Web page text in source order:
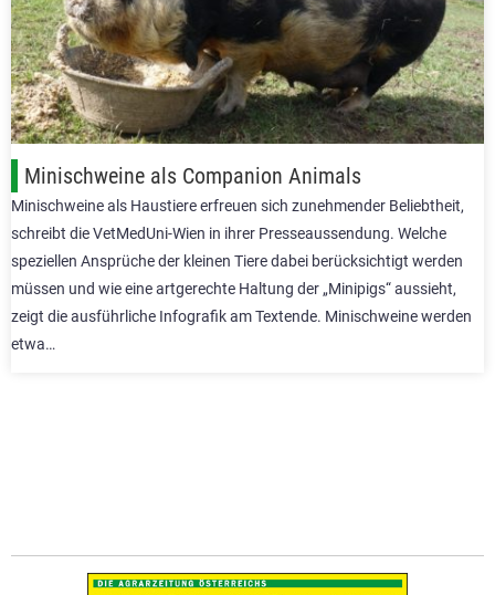
Minischweine als Companion Animals
Minischweine als Haustiere erfreuen sich zunehmender Beliebtheit,
schreibt die VetMedUni-Wien in ihrer Presseaussendung. Welche
speziellen Ansprüche der kleinen Tiere dabei berücksichtigt werden
müssen und wie eine artgerechte Haltung der „Minipigs“ aussieht,
zeigt die ausführliche Infografik am Textende. Minischweine werden
etwa…